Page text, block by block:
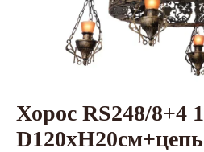
Хорос RS248/8+4